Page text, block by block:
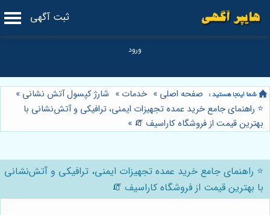
ثبت آگهی
صفحه اصلی » خدمات » شارژ کپسول آتش نشانی »
⭐️ راهنمای جامع خرید عمده تجهیزات ایمنی، ترافیکی و آتش‌نشانی با
بهترین قیمت از فروشگاه کاراسیف 🧯 »
⭐️ راهنمای جامع خرید عمده تجهیزات ایمنی، ترافیکی و آتش‌نشانی
با بهترین قیمت از فروشگاه کاراسیف 🧯